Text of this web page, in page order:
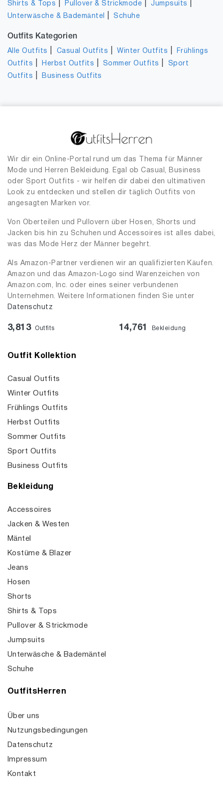
Shirts & Tops Pullover & Strickmode |Jumpsuits
Unterwäsche & Bademäntel |Schuhe
Outfits Kategorien
Alle Outfits Casual Outfits |Winter Outfits
Frühlings
Outfits
Herbst Outfits Sommer Outfits
Sport
Outfits
Business Outfits
Wir dir ein Online-Portal rund um das Thema für Männer
Mode und Herren Bekleidung. Egal ob Casual, Business
oder Sport Outfits - wir helfen dir dabei den ultimativen
Look zu entdecken und stellen dir täglich Outfits von
angesagten Marken vor.
Von Oberteilen und Pullovern über Hosen, Shorts und
Jacken bis hin zu Schuhen und Accessoires ist alles dabei,
was das Mode Herz der Männer begehrt.
Als Amazon-Partner verdienen wir an qualifizierten Käufen.
Amazon und das Amazon-Logo sind Warenzeichen von
Amazon.com, Inc. oder eines seiner verbundenen
Unternehmen. Weitere Informationen finden Sie unter
Datenschutz
3,813 Outfits 14,761 Bekleidung
Outfit Kollektion
Casual Outfits
Winter Outfits
Frühlings Outfits
Herbst Outfits
Sommer Outfits
Sport Outfits
Business Outfits
Bekleidung
Accessoires
Jacken & Westen
Mäntel
Kostüme & Blazer
Jeans
Hosen
Shorts
Shirts & Tops
Pullover & Strickmode
Jumpsuits
Unterwäsche & Bademäntel
Schuhe
OutfitsHerren
Über uns
Nutzungsbedingungen
Datenschutz
Impressum
Kontakt